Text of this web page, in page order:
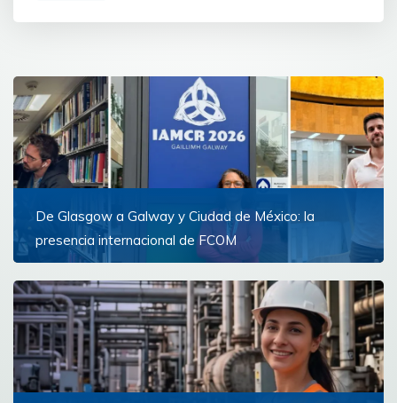
De Glasgow a Galway y Ciudad de México: la
presencia internacional de FCOM
representaron a la Universidad de Montevideo
Ver más